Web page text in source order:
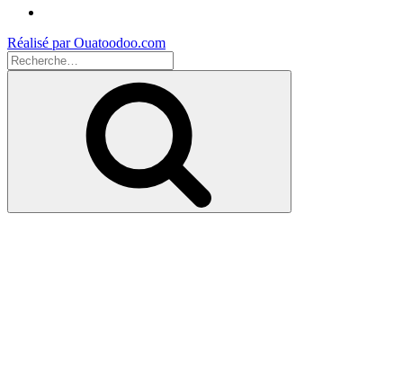
Réalisé par Ouatoodoo.com
Recherche
pour